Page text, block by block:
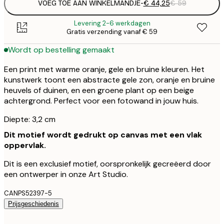
VOEG TOE AAN WINKELMANDJE-€ 44,25€ 59
Levering 2-6 werkdagen
Gratis verzending vanaf € 59
Wordt op bestelling gemaakt
Een print met warme oranje, gele en bruine kleuren. Het
kunstwerk toont een abstracte gele zon, oranje en bruine
heuvels of duinen, en een groene plant op een beige
achtergrond. Perfect voor een fotowand in jouw huis.
Diepte: 3,2 cm
Dit motief wordt gedrukt op canvas met een vlak
oppervlak.
Dit is een exclusief motief, oorspronkelijk gecreëerd door
een ontwerper in onze Art Studio.
CANPS52397-5
Prijsgeschiedenis